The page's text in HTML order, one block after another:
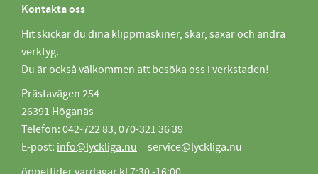
Kontakta oss
Hit skickar du dina klippmaskiner, skär, saxar och andra
verktyg.
Du är också välkommen att besöka oss i verkstaden!
Prästavägen 254
26391 Höganäs
Telefon: 042-722 83, 070-321 36 39
E-post: info@lyckliga.nu service@lyckliga.nu